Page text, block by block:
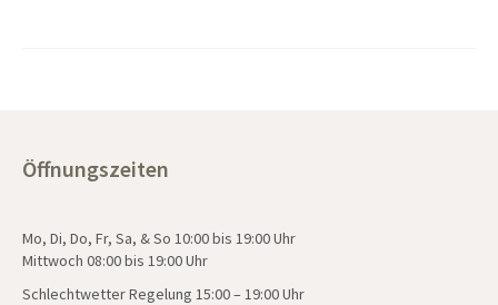
Öffnungszeiten
Mo, Di, Do, Fr, Sa, & So 10:00 bis 19:00 Uhr
Mittwoch 08:00 bis 19:00 Uhr
Schlechtwetter Regelung 15:00 – 19:00 Uhr